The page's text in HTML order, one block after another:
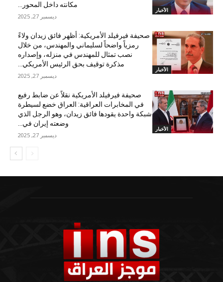
الأخبار
مكانته داخل المحور...
ديسمبر 27, 2025
الأخبار
صحيفة فيرفيلد الأمريكية: أظهر فائق زيدان ولاءً
رمزياً واضحاً لسليماني والمهندس، من خلال
نصب تمثال للمهندس في منزله، وإصداره
مذكرة توقيف بحق الرئيس الأمريكي...
ديسمبر 27, 2025
الأخبار
صحيفة فيرفيلد الأمريكية نقلاً عن ضابط رفيع
في المخابرات العراقية: العراق خضع لسيطرة
شبكة واحدة يقودها فائق زيدان، وهو الرجل الذي
وضعته إيران في...
ديسمبر 27, 2025